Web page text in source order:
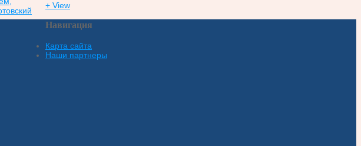
+ View
Навигация
Карта сайта
Наши партнеры